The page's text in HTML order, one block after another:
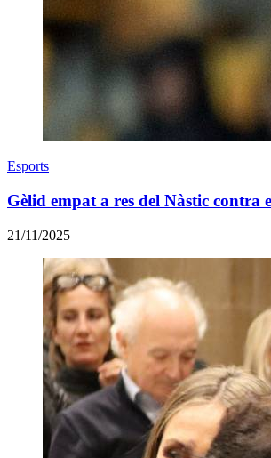
Esports
Gèlid empat a res del Nàstic contra
21/11/2025